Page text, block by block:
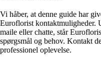
Vi håber, at denne guide har
Euroflorist kontaktmuligheder.
maile eller chatte, står
spørgsmål og behov. Kontakt
professionel oplevelse.